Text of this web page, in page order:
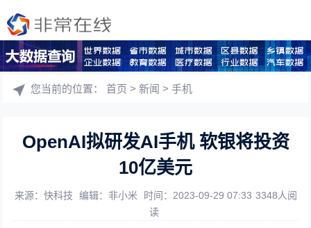
您当前的位置：首页 >新闻 >手机
OpenAI拟研发AI手机 软银将投资
10亿美元
来源：快科技 编辑：非小米 时间：2023-09-29 07:33 3348人阅
读